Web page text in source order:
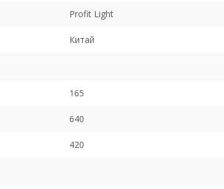
Profit Light
Китай
165
640
420